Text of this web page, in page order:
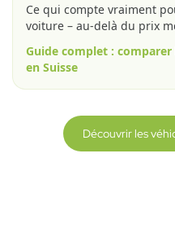
Ce qui compte vraiment
voiture – au-delà du prix
Guide complet :
en Suisse
Découvrir les